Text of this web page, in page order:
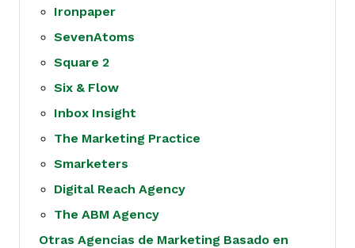
Ironpaper
SevenAtoms
Square 2
Six & Flow
Inbox Insight
The Marketing Practice
Smarketers
Digital Reach Agency
The ABM Agency
Otras Agencias de Marketing Basado en